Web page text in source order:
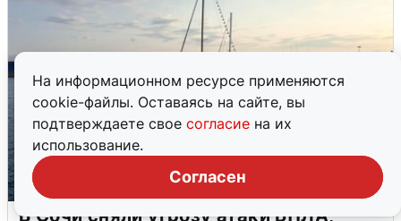
На информационном ресурсе применяются
cookie-файлы. Оставаясь на сайте, вы
подтверждаете свое согласие на их
использование.
Согласен
В Сочи сняли угрозу атаки БПЛА,